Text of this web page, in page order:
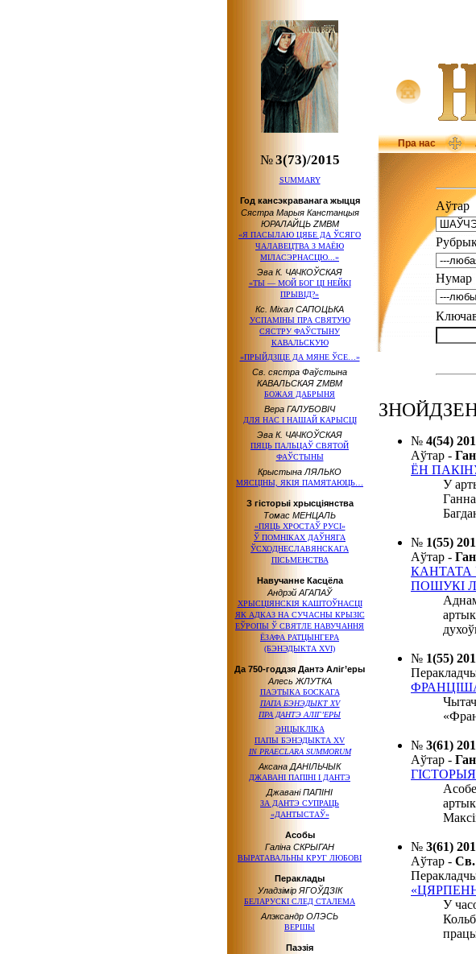
Пра нас
№3(73)/2015
SUMMARY
Год кансэкраванага жыцця
Сястра Марыя Канстанцыя
ЮРАЛАЙЦЬ ZMBM
«Я ПАСЫЛАЮ ЦЯБЕ ДА ЎСЯГО
ЧАЛАВЕЦТВА З МАЁЮ
МІЛАСЭРНАСЦЮ...»
Эва К. ЧАЧКОЎСКАЯ
«ТЫ — МОЙ БОГ ЦІ НЕЙКІ
ПРЫВІД?»
Кс. Міхал САПОЦЬКА
УСПАМІНЫ ПРА СВЯТУЮ
СЯСТРУ ФАЎСТЫНУ
КАВАЛЬСКУЮ
«ПРЫЙДЗІЦЕ ДА МЯНЕ ЎСЕ…»
Св. сястра Фаўстына
КАВАЛЬСКАЯ ZMBM
БОЖАЯ ДАБРЫНЯ
Вера ГАЛУБОВІЧ
ДЛЯ НАС І НАШАЙ КАРЫСЦІ
Эва К. ЧАЧКОЎСКАЯ
ПЯЦЬ ПАЛЬЦАЎ СВЯТОЙ
ФАЎСТЫНЫ
Крыстына ЛЯЛЬКО
МЯСЦІНЫ, ЯКІЯ ПАМЯТАЮЦЬ…
З гісторыі хрысціянства
Томас МЕНЦАЛЬ
«ПЯЦЬ ХРОСТАЎ РУСІ»
Ў ПОМНІКАХ ДАЎНЯГА
ЎСХОДНЕСЛАВЯНСКАГА
ПІСЬМЕНСТВА
Навучанне Касцёла
Андрэй АГАПАЎ
ХРЫСЦІЯНСКІЯ КАШТОЎНАСЦІ
ЯК АДКАЗ НА СУЧАСНЫ КРЫЗІС
ЕЎРОПЫ Ў СВЯТЛЕ НАВУЧАННЯ
ЁЗАФА РАТЦЫНГЕРА
(БЭНЭДЫКТА XVI)
Да 750-годдзя Дантэ Аліг’еры
Алесь ЖЛУТКА
ПАЭТЫКА БОСКАГА
ПАПА БЭНЭДЫКТ XV
ПРА ДАНТЭ АЛІГ’ЕРЫ
ЭНЦЫКЛІКА
ПАПЫ БЭНЭДЫКТА XV
IN PRAECLARA SUMMORUM
Аксана ДАНІЛЬЧЫК
ДЖАВАНІ ПАПІНІ І ДАНТЭ
Джавані ПАПІНІ
ЗА ДАНТЭ СУПРАЦЬ
«ДАНТЫСТАЎ»
Асобы
Галіна СКРЫГАН
ВЫРАТАВАЛЬНЫ КРУГ ЛЮБОВІ
Пераклады
Уладзімір ЯГОЎДЗІК
БЕЛАРУСКІ СЛЕД СТАЛЕМА
Алэксандр ОЛЭСЬ
ВЕРШЫ
Паэзія
Аўтар
Нумар
№ 4(54)
Аўтар -
ЁН
У
№ 1(55)
Аўтар -
КАНТАТА
ПОШУКІ
№ 1(55)
№ 3(61)
Аўтар -
№ 3(61)
Аўтар -
У